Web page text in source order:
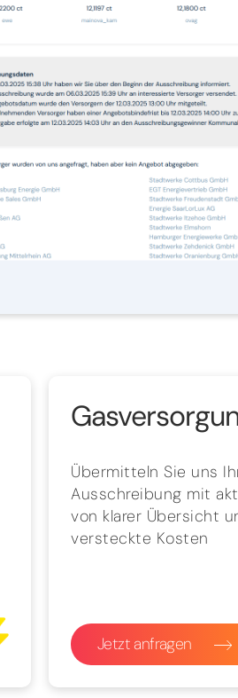
Übermitteln Sie uns
Ausschreibung mit
von klarer Übersicht
versteckte Kosten
Jetzt anfragen